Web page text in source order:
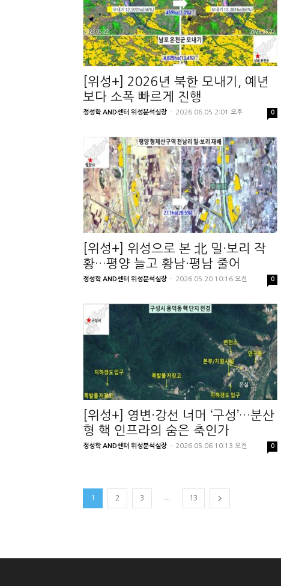
[위성+] 2026년 북한 모내기, 예년
보다 소폭 빠르게 진행
정성학 AND센터 위성분석실장 - 2026.06.05 2:01 오후 0
[위성+] 위성으로 본 北 밀·보리 작
황…평양 늘고 황남·평남 줄어
정성학 AND센터 위성분석실장 - 2026.05.20 10:16 오전 0
[위성+] 영변·강선 너머 ‘구성’…분산
형 핵 인프라의 숨은 축인가
정성학 AND센터 위성분석실장 - 2026.05.06 10:13 오전 0
1 2 3 13